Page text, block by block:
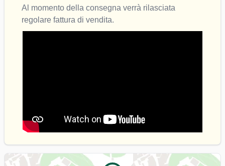
Al momento della consegna verrà rilasciata
regolare fattura di vendita.